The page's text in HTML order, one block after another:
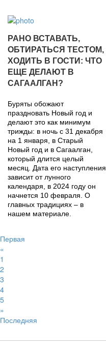
РАНО ВСТАВАТЬ,
ОБТИРАТЬСЯ ТЕСТОМ,
ХОДИТЬ В ГОСТИ: ЧТО
ЕЩЕ ДЕЛАЮТ В
САГААЛГАН?
Буряты обожают
праздновать Новый год и
делают это как минимум
трижды: в ночь с 31 декабря
на 1 января, в Старый
Новый год и в Сагаалган,
который длится целый
месяц. Дата его наступления
зависит от лунного
календаря, в 2024 году он
начнется 10 февраля. О
главных традициях – в
нашем материале.
Первая
«
1
2
3
4
5
»
Последняя